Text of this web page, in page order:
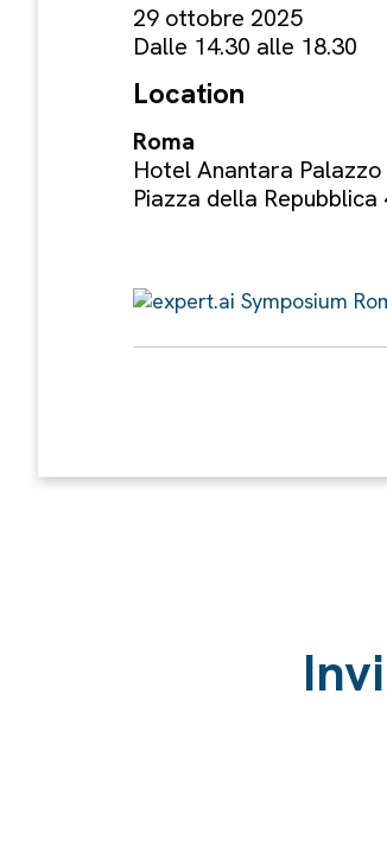
29 ottobre 2025
Dalle 14.30 alle 18.30
Location
Roma
Hotel Anantara Palazzo
Piazza della Repubblica